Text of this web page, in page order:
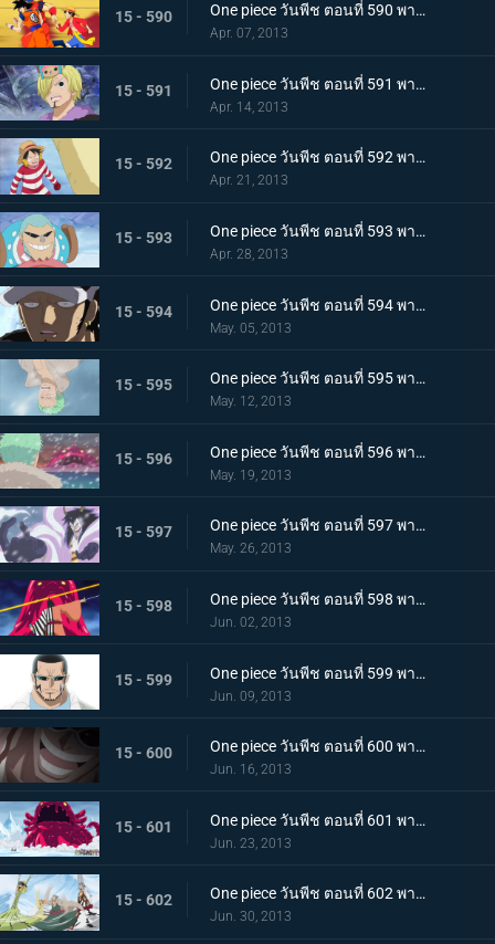
15 - 590 One piece วันพีช ตอนที่ 590 พากย์ไทย ตอนพิเศษ! การรวมตัวที่แข็งแกร่งที่สุดในประวัติศาสตร์ ปะทะ จอมตะกละแห่งท้องทะเล
Apr. 07, 2013
15 - 591 One piece วันพีช ตอนที่ 591 พากย์ไทย ช็อปเปอร์เดือดจัด! การทดลองอันโหดเหี้ยมของมาสเตอร์
Apr. 14, 2013
15 - 592 One piece วันพีช ตอนที่ 592 พากย์ไทย ฆ่ายกกลุ่ม! นักฆ่าในตำนานจู่โจม!
Apr. 21, 2013
15 - 593 One piece วันพีช ตอนที่ 593 พากย์ไทย ช่วยนามิ! ลูฟี่ต่อสู้บนภูเขาหิมะ
Apr. 28, 2013
15 - 594 One piece วันพีช ตอนที่ 594 พากย์ไทย ก่อตั้ง! พันธมิตรโจรสลัด ลูฟี่ ลอว์!
May. 05, 2013
15 - 595 One piece วันพีช ตอนที่ 595 พากย์ไทย จับกุมมาสเตอร์ เริ่มแผนการพันธมิตรโจรสลัด!
May. 12, 2013
15 - 596 One piece วันพีช ตอนที่ 596 พากย์ไทย วิกฤตการณ์ทำลายล้าง! สัตว์ประหลาดแห่งความตายลอยมา
May. 19, 2013
15 - 597 One piece วันพีช ตอนที่ 597 พากย์ไทย การต่อสู้อันดุเดือด ซีซาร์ใช้ความสามารถอันแท้จริง!
May. 26, 2013
15 - 598 One piece วันพีช ตอนที่ 598 พากย์ไทย ซามูไรผ่าอัคคี! จิ้งจอกเพลิงคินเอม่อน
Jun. 02, 2013
15 - 599 One piece วันพีช ตอนที่ 599 พากย์ไทย ตะลึง! ตัวตนที่แท้จริงของชายปริศนาเวอร์โก้!
Jun. 09, 2013
15 - 600 One piece วันพีช ตอนที่ 600 พากย์ไทย ปกป้องพวกเด็กๆ ไว้! เงื้อมมืออันชั่วร้ายของมาสเตอร์ใกล้เข้ามาแล้ว
Jun. 16, 2013
15 - 601 One piece วันพีช ตอนที่ 601 พากย์ไทย นิวเวิลด์สั่นสะเทือน! การทดลองแห่งฝันร้ายของซีซาร์
Jun. 23, 2013
15 - 602 One piece วันพีช ตอนที่ 602 พากย์ไทย อาวุธสังหารหมู่ที่เลวร้ายสุดในประวัติศาสตร์! ชิโนะคุนิ
Jun. 30, 2013